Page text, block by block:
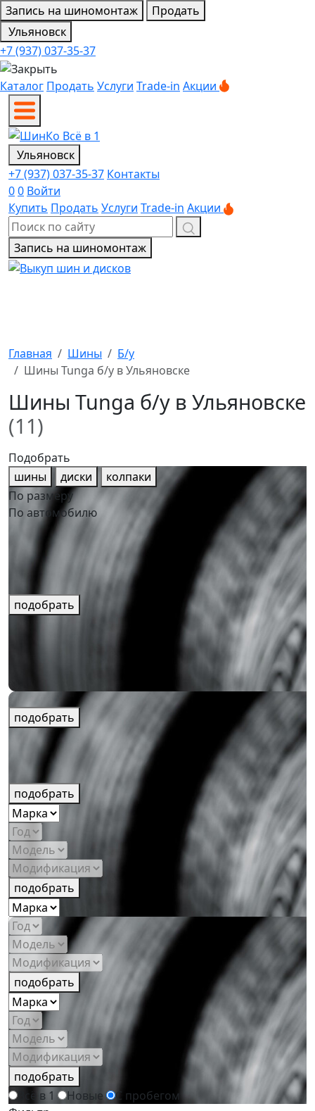
Запись на шиномонтаж
Продать
Ульяновск
+7 (937) 037-35-37
Каталог Продать Услуги Trade-in Акции
Ульяновск
+7 (937) 037-35-37 Контакты
00 Войти
Купить Продать Услуги Trade-in Акции
Запись на шиномонтаж
Главная Шины
Б/у
Шины Tunga б/у в Ульяновске
Шины Tunga б/у в Ульяновске
(11)
Подобрать
шины
диски
колпаки
По размеру
По автомобилю
подобрать
подобрать
подобрать
подобрать
подобрать
подобрать
Всё в 1
Новые
С пробегом